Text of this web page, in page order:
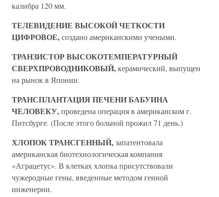
калибра 120 мм.
ТЕЛЕВИДЕНИЕ ВЫСОКОЙ ЧЕТКОСТИ
ЦИФРОВОЕ,создано американскими учеными.
ТРАНЗИСТОР ВЫСОКОТЕМПЕРАТУРНЫЙ
СВЕРХПРОВОДНИКОВЫЙ,керамический, выпущен
на рынок в Японии.
ТРАНСПЛАНТАЦИЯ ПЕЧЕНИ БАБУИНА
ЧЕЛОВЕКУ,проведена операция в американском г.
Питсбурге. (После этого больной прожил 71 день.)
ХЛОПОК ТРАНСГЕННЫЙ,запатентовала
американская биотехнологическая компания
«Аграцетус». В клетках хлопка присутствовали
чужеродные гены, введенные методом генной
инженерии.